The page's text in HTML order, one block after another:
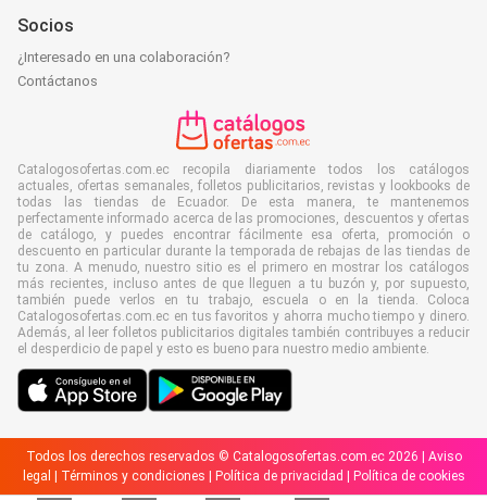
Socios
¿Interesado en una colaboración?
Contáctanos
Catalogosofertas.com.ec recopila diariamente todos los catálogos
actuales, ofertas semanales, folletos publicitarios, revistas y lookbooks de
todas las tiendas de Ecuador. De esta manera, te mantenemos
perfectamente informado acerca de las promociones, descuentos y ofertas
de catálogo, y puedes encontrar fácilmente esa oferta, promoción o
descuento en particular durante la temporada de rebajas de las tiendas de
tu zona. A menudo, nuestro sitio es el primero en mostrar los catálogos
más recientes, incluso antes de que lleguen a tu buzón y, por supuesto,
también puede verlos en tu trabajo, escuela o en la tienda. Coloca
Catalogosofertas.com.ec en tus favoritos y ahorra mucho tiempo y dinero.
Además, al leer folletos publicitarios digitales también contribuyes a reducir
el desperdicio de papel y esto es bueno para nuestro medio ambiente.
Todos los derechos reservados © Catalogosofertas.com.ec 2026 | Aviso
legal
Términos y condiciones Política de privacidad Política de cookies